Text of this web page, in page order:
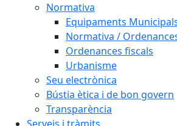
Normativa
Equipaments
Normativa /
Ordenances fiscals
Urbanisme
Seu electrònica
Bústia ètica i de bon govern
Transparència